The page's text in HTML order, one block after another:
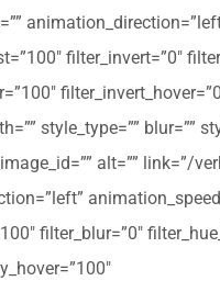
filter_invert=”0″
style_type=”” blur=””
alt=”” link=”/
filter_blur=”0″